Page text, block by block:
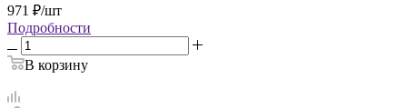
971 ₽/шт
Подробности
В корзину